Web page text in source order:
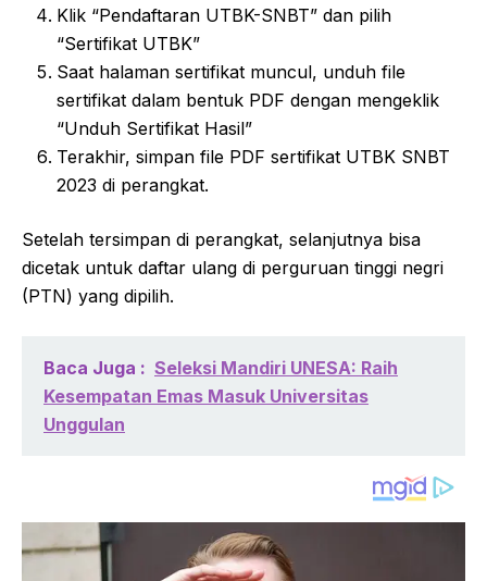
Klik “Pendaftaran UTBK-SNBT” dan pilih
“Sertifikat UTBK”
Saat halaman sertifikat muncul, unduh file
sertifikat dalam bentuk PDF dengan mengeklik
“Unduh Sertifikat Hasil”
Terakhir, simpan file PDF sertifikat UTBK SNBT
2023 di perangkat.
Setelah tersimpan di perangkat, selanjutnya bisa
dicetak untuk daftar ulang di perguruan tinggi negri
(PTN) yang dipilih.
Baca Juga : Seleksi Mandiri UNESA: Raih
Kesempatan Emas Masuk Universitas
Unggulan